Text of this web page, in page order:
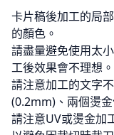
卡片稿後加工的局
的顏色。
請盡量避免使用太
工後效果會不理想。
請注意加工的文字
(0.2mm)、兩個燙
請注意UV或燙金加